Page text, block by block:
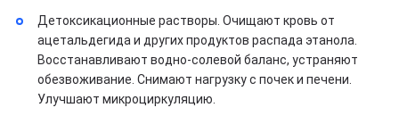
Детоксикационные растворы. Очищают кровь от
ацетальдегида и других продуктов распада этанола.
Восстанавливают водно-солевой баланс, устраняют
обезвоживание. Снимают нагрузку с почек и печени.
Улучшают микроциркуляцию.